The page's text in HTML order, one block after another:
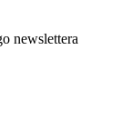
newslettera